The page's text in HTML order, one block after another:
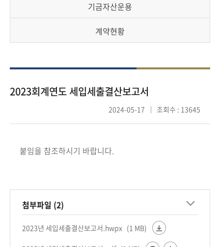
극
금
위
기금자산운용
계약현황
2023회계연도 세입세출결산보고서
2024-05-17 조회수 : 13645
붙임을 참조하시기 바랍니다.
첨부파일 (2)
2023년 세입세출결산보고서.hwpx (1 MB)